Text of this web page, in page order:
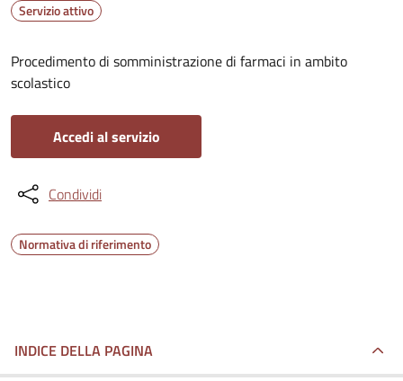
Servizio attivo
Procedimento di somministrazione di farmaci in ambito
scolastico
Accedi al servizio
Condividi
Normativa di riferimento
INDICE DELLA PAGINA